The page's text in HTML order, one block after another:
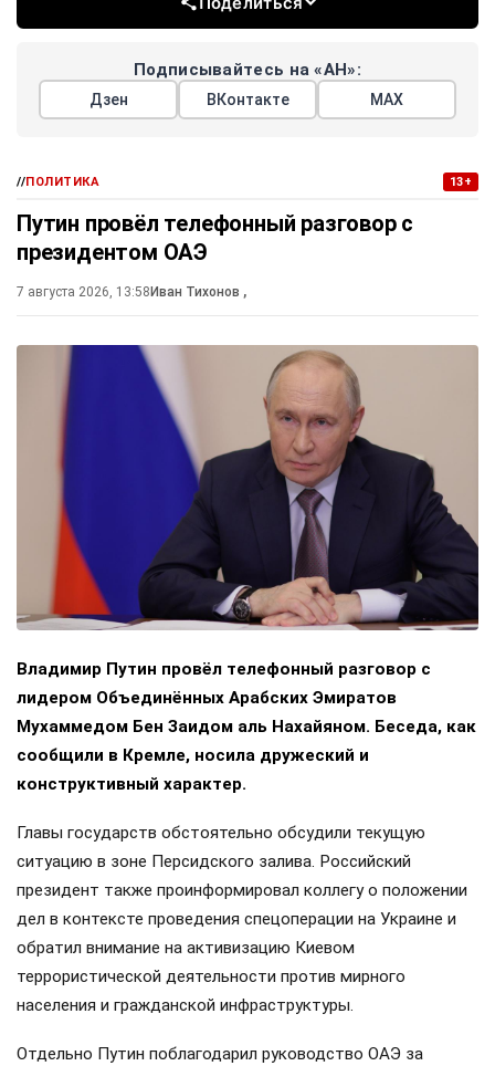
Подписывайтесь на «АН»:
Дзен ВКонтакте МАХ
//ПОЛИТИКА 13+
Путин провёл телефонный разговор с
президентом ОАЭ
7 августа 2026, 13:58Иван Тихонов ,
Владимир Путин провёл телефонный разговор с
лидером Объединённых Арабских Эмиратов
Мухаммедом Бен Заидом аль Нахайяном. Беседа, как
сообщили в Кремле, носила дружеский и
конструктивный характер.
Главы государств обстоятельно обсудили текущую
ситуацию в зоне Персидского залива. Российский
президент также проинформировал коллегу о положении
дел в контексте проведения спецоперации на Украине и
обратил внимание на активизацию Киевом
террористической деятельности против мирного
населения и гражданской инфраструктуры.
Отдельно Путин поблагодарил руководство ОАЭ за